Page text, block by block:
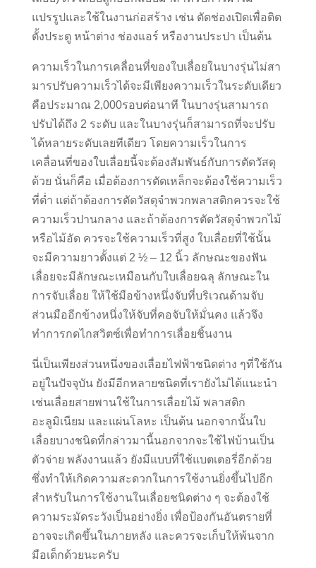
แปรรูปและใช้ในงานก่อสร้าง เช่น ตัดช่องเปิดเพื่อติด
ตั้งประตู หน้าต่าง ช่องแอร์ หรืองานประปา เป็นต้น
ความเร็วในการเคลื่อนที่ของใบเลื่อยในบางรุ่นไม่สา
มารปรับความเร็วได้จะมีเพียงความเร็วในระดับเดียว
คือประมาณ 2,000รอบต่อนาที ในบางรุ่นสามารถ
ปรับได้ถึง 2 ระดับ และในบางรุ่นก็สามารถที่จะปรับ
ได้หลายระดับเลยทีเดียว โดยความเร็วในการ
เคลื่อนที่ของใบเลื่อยนี้จะต้องสัมพันธ์กับการตัดวัสดุ
ด้วย นั่นก็คือ เมื่อต้องการตัดเหล็กจะต้องใช้ความเร็ว
ที่ต่ำ แต่ถ้าต้องการตัดวัสดุจำพวกพลาสติกควรจะใช้
ความเร็วปานกลาง และถ้าต้องการตัดวัสดุจำพวกไม้
หรือไม้อัด ควรจะใช้ความเร็วที่สูง ใบเลื่อยที่ใช้นั้น
จะมีความยาวตั้งแต่ 2 ½ – 12 นิ้ว ลักษณะของฟัน
เลื่อยจะมีลักษณะเหมือนกับใบเลื่อยฉลุ ลักษณะใน
การจับเลื่อย ให้ใช้มือข้างหนึ่งจับที่บริเวณด้ามจับ
ส่วนมืออีกข้างหนึ่งให้จับที่คอจับให้มั่นคง แล้วจึง
ทำการกดไกสวิตซ์เพื่อทำการเลื่อยชิ้นงาน
นี่เป็นเพียงส่วนหนึ่งของเลื่อยไฟฟ้าชนิดต่าง ๆที่ใช้กัน
อยู่ในปัจจุบัน ยังมีอีกหลายชนิดที่เรายังไม่ได้แนะนำ
เช่นเลื่อยสายพานใช้ในการเลื่อยไม้ พลาสติก
อะลูมิเนียม และแผ่นโลหะ เป็นต้น นอกจากนั้นใบ
เลื่อยบางชนิดที่กล่าวมานี้นอกจากจะใช้ไฟบ้านเป็น
ตัวจ่าย พลังงานแล้ว ยังมีแบบที่ใช้แบตเตอรี่อีกด้วย
ซึ่งทำให้เกิดความสะดวกในการใช้งานยิ่งขึ้นไปอีก
สำหรับในการใช้งานในเลื่อยชนิดต่าง ๆ จะต้องใช้
ความระมัดระวังเป็นอย่างยิ่ง เพื่อป้องกันอันตรายที่
อาจจะเกิดขึ้นในภายหลัง และควรจะเก็บให้พ้นจาก
มือเด็กด้วยนะครับ